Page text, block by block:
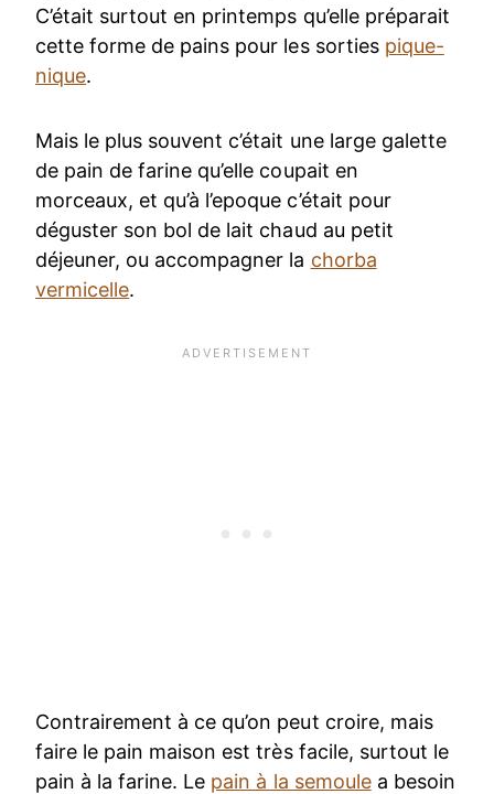
C’était surtout en printemps qu’elle préparait
cette forme de pains pour les sorties pique-
nique.
Mais le plus souvent c’était une large galette
de pain de farine qu’elle coupait en
morceaux, et qu’à l’epoque c’était pour
déguster son bol de lait chaud au petit
déjeuner, ou accompagner la chorba
vermicelle.
Contrairement à ce qu’on peut croire, mais
faire le pain maison est très facile, surtout le
pain à la farine. Le pain à la semoulea besoin